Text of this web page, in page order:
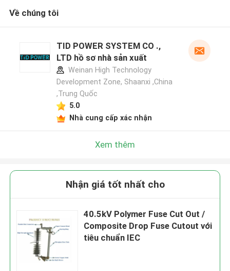
Về chúng tôi
TID POWER SYSTEM CO .,
LTD hồ sơ nhà sản xuất
Weinan High Technology
Development Zone, Shaanxi ,China
,Trung Quốc
5.0
Nhà cung cấp xác nhận
Xem thêm
Nhận giá tốt nhất cho
40.5kV Polymer Fuse Cut Out /
Composite Drop Fuse Cutout với
tiêu chuẩn IEC